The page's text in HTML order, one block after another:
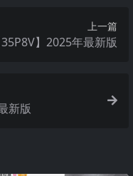
上一篇
期 【35P8V】2025年最新版
最新版